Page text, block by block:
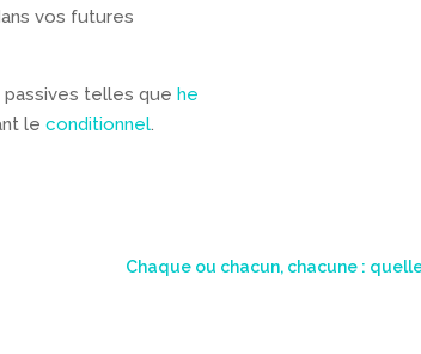
vos futures
passives telles quehe
leconditionnel.
Chaque ou chacun, chacune :